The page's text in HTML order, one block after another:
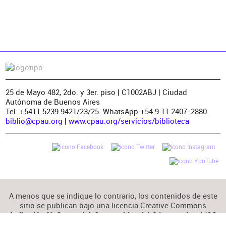
25 de Mayo 482, 2do. y 3er. piso | C1002ABJ | Ciudad
Autónoma de Buenos Aires
Tel: +5411 5239 9421/23/25. WhatsApp +54 9 11 2407-2880
biblio@cpau.org | www.cpau.org/servicios/biblioteca
A menos que se indique lo contrario, los contenidos de este
sitio se publican bajo una licencia Creative Commons
Atribución-NoComercial-CompartirIgual 4.0 Internacional(CC